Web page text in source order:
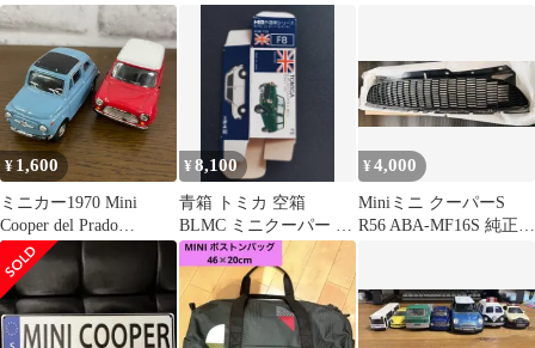
0048
ト セット（2016年）
¥ 1,600
ミニカー1970 Mini
Cooper del Prado
collection 1/43 他2台ま
とめ売り 【Z-169】
¥8,100
青箱 トミカ 空箱
BLMC ミニクーパー S
日本製 Mini Cooper
¥4,000
Miniミニ クーパーS
R56 ABA-MF16S 純正フ